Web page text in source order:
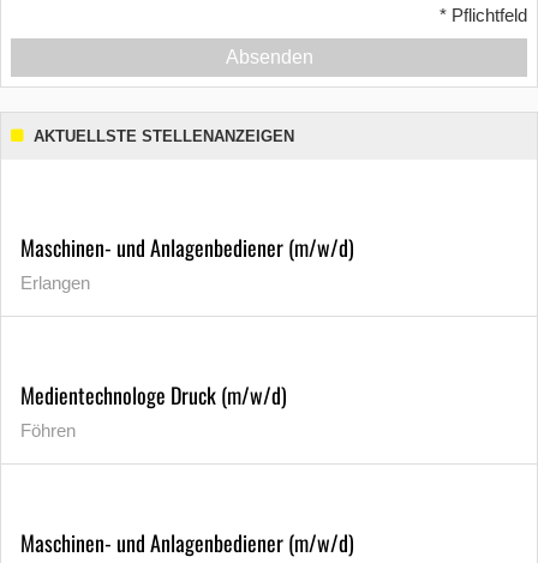
* Pflichtfeld
Absenden
AKTUELLSTE STELLENANZEIGEN
Maschinen- und Anlagenbediener (m/w/d)
Erlangen
Medientechnologe Druck (m/w/d)
Föhren
Maschinen- und Anlagenbediener (m/w/d)